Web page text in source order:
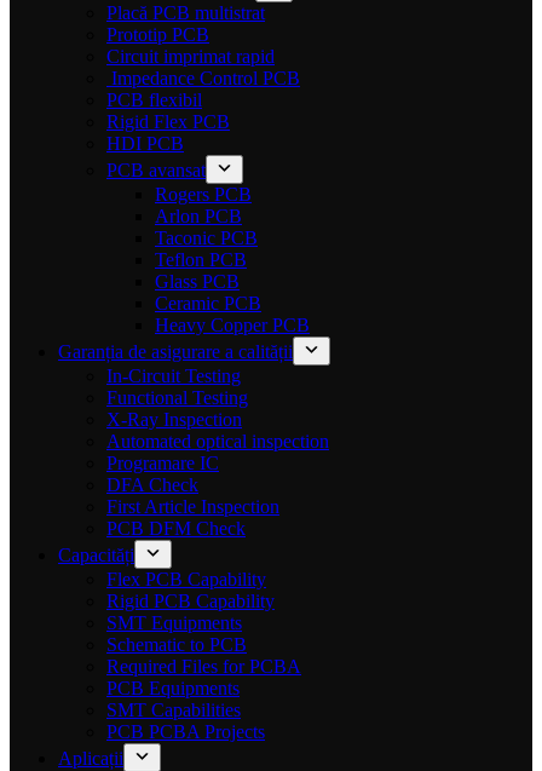
Placă PCB multistrat
Prototip PCB
Circuit imprimat rapid
Impedance Control PCB
PCB flexibil
Rigid Flex PCB
HDI PCB
PCB avansat
Rogers PCB
Arlon PCB
Taconic PCB
Teflon PCB
Glass PCB
Ceramic PCB
Heavy Copper PCB
Garanția de asigurare a calității
In-Circuit Testing
Functional Testing
X-Ray Inspection
Automated optical inspection
Programare IC
DFA Check
First Article Inspection
PCB DFM Check
Capacități
Flex PCB Capability
Rigid PCB Capability
SMT Equipments
Schematic to PCB
Required Files for PCBA
PCB Equipments
SMT Capabilities
PCB PCBA Projects
Aplicații